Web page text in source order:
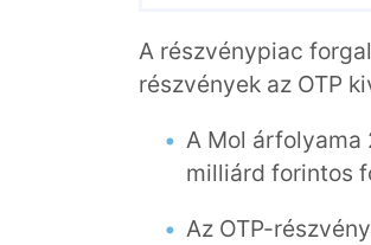
A részvénypiac
részvények az OTP
A Mol árfolyama
milliárd forintos
Az OTP-